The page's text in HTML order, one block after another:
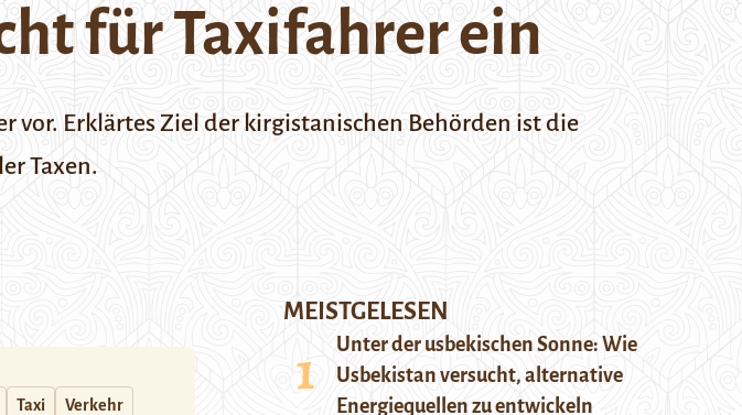
für Taxifahrer ein
vor. Erklärtes Ziel der kirgistanischen Behörden ist die
Taxen.
Taxi Verkehr
MEISTGELESEN
Unter der usbekischen Sonne: Wie
Usbekistan versucht, alternative
Energiequellen zu entwickeln